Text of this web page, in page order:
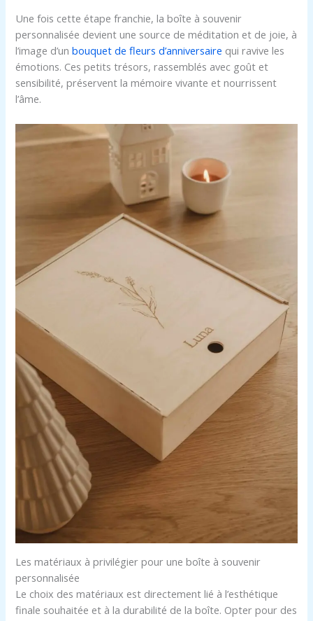
Une fois cette étape franchie, la boîte à souvenir
personnalisée devient une source de méditation et de joie, à
l’image d’unbouquet de fleurs d’anniversaire qui ravive les
émotions. Ces petits trésors, rassemblés avec goût et
sensibilité, préservent la mémoire vivante et nourrissent
l’âme.
Les matériaux à privilégier pour une boîte à souvenir
personnalisée
Le choix des matériaux est directement lié à l’esthétique
finale souhaitée et à la durabilité de la boîte. Opter pour des